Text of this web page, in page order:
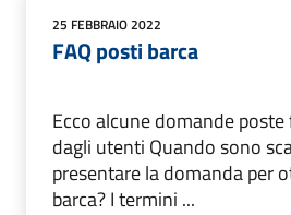
25 FEBBRAIO 2022
FAQ posti barca
Ecco alcune domande
dagli utenti Quando sono
presentare la domanda per
barca? I termini ...